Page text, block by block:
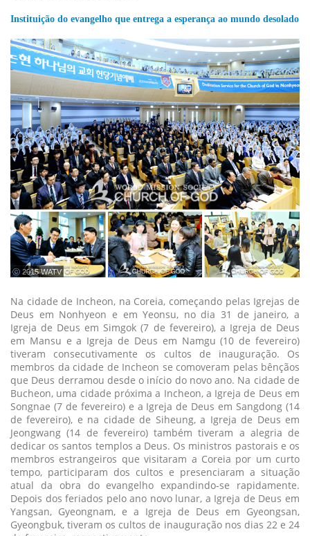
Instituição do evangelho que entrega a esperança ao mundo desolado
ⓒ 2015 WATV
Na cidade de Incheon, na Coreia, começando pelas Igrejas de
Deus em Nonhyeon e em Yeonsu, no dia 31 de janeiro, a
Igreja de Deus em Simgok (7 de fevereiro), a Igreja de Deus
em Mansu e a Igreja de Deus em Namgu (10 de fevereiro)
tiveram consecutivamente os cultos de inauguração. Os
membros da cidade de Incheon se comoveram pelas bênçãos
que Deus derramou desde o início do novo ano. Na cidade de
Bucheon, uma cidade próxima a Incheon, a Igreja de Deus em
Songnae (7 de fevereiro) e a Igreja de Deus em Sangdong (14
de fevereiro), e na cidade de Siheung, a Igreja de Deus em
Jeongwang (14 de fevereiro) também tiveram a alegria de
dedicar os santos templos a Deus. Os ministros pastorais e os
membros estrangeiros que visitaram a Coreia por um curto
tempo, participaram dos cultos e presenciaram a situação
atual da obra do evangelho expandindo-se rapidamente.
Depois dos feriados pelo ano novo lunar, a Igreja de Deus em
Yangsan, Gyeongnam, e a Igreja de Deus em Gyeongsan,
Gyeongbuk, tiveram os cultos de inauguração nos dias 22 e 24